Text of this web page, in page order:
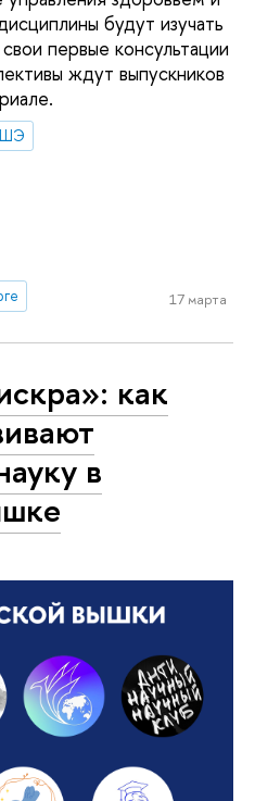
будут изучать
первые консультации
ждут выпускников
17 марта
как
в